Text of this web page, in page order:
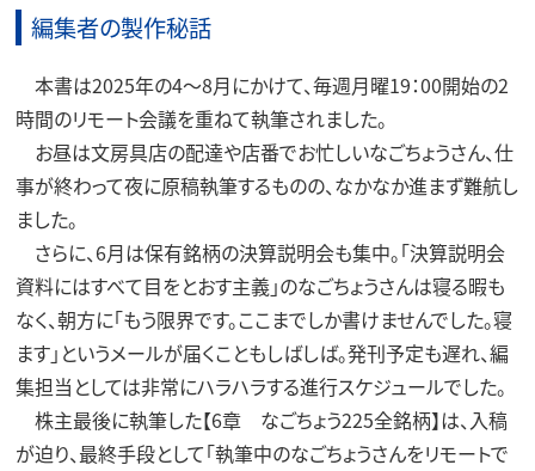
編集者の製作秘話
本書は2025年の4～8月にかけて、毎週月曜19：00開始の2
時間のリモート会議を重ねて執筆されました。
お昼は文房具店の配達や店番でお忙しいなごちょうさん、仕
事が終わって夜に原稿執筆するものの、なかなか進まず難航し
ました。
さらに、6月は保有銘柄の決算説明会も集中。「決算説明会
資料にはすべて目をとおす主義」のなごちょうさんは寝る暇も
なく、朝方に「もう限界です。ここまでしか書けませんでした。寝
ます」というメールが届くこともしばしば。発刊予定も遅れ、編
集担当としては非常にハラハラする進行スケジュールでした。
株主最後に執筆した【6章 なごちょう225全銘柄】は、入稿
が迫り、最終手段として「執筆中のなごちょうさんをリモートで